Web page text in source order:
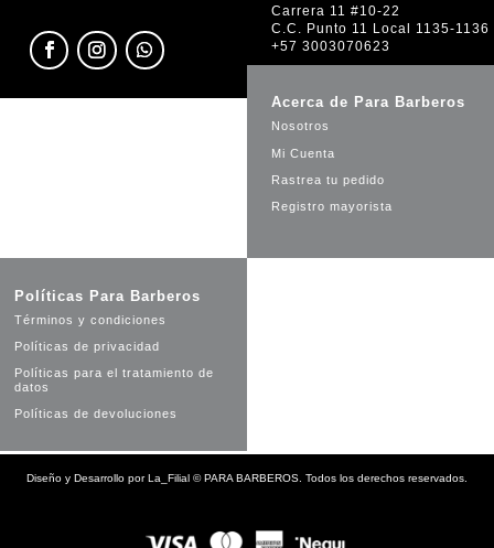
Carrera 11 #10-22
C.C. Punto 11 Local 1135-1136
+57 3003070623
Acerca de Para Barberos
Nosotros
Mi Cuenta
Rastrea tu pedido
Registro mayorista
Políticas Para Barberos
Términos y condiciones
Políticas de privacidad
Políticas para el tratamiento de
datos
Políticas de devoluciones
Diseño y Desarrollo por La_Filial © PARA BARBEROS. Todos los derechos reservados.